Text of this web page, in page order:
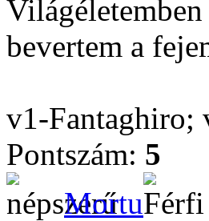
bevertem a
v1-Fantaghiro;
Pontszám: 5
Mortu